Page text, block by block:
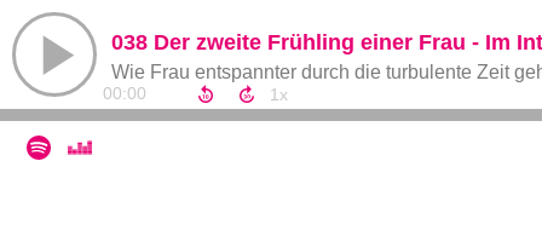
038 Der zweite Frühling einer Frau - Im
Wie Frau entspannter durch die turbulente Zeit
00:00